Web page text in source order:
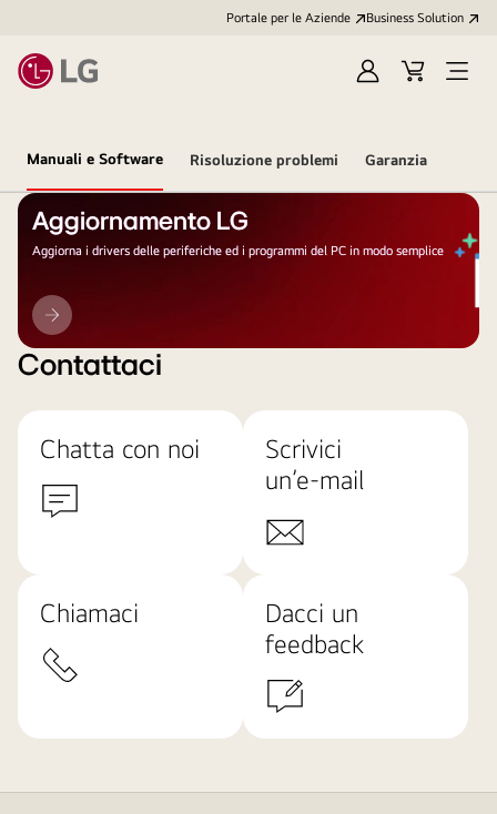
Portale per le Aziende Business Solution
AccediCart
Open
Manuali e Software Risoluzione problemi Garanzia
Aggiornamento LG
Aggiorna i drivers delle periferiche ed i programmi del PC in modo semplice
Aggiornamento
LG
Contattaci
Chatta con noi
Scrivici
un’e-mail
Chiamaci
Dacci un
feedback